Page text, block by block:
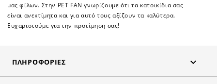
μας φίλων. Στην PET FAN γνωρίζουμε ότι τα κατοικίδια σας
είναι ανεκτίμητα και για αυτό τους αξίζουν τα καλύτερα.
Ευχαριστούμε για την προτίμηση σας!
ΠΛΗΡΟΦΟΡΊΕΣ 